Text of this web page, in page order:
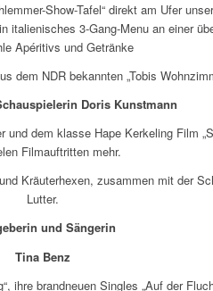
Show-Tafel“ direkt am Ufer
italienisches 3-Gang-Menu an einer
Apéritivs und Getränke
dem NDR bekannten „Tobis
Doris Kunstmann
dem klasse Hape Kerkeling Film
Filmauftritten mehr.
Kräuterhexen, zusammen mit der
Lutter.
und Sängerin
Tina Benz
ihre brandneuen Singles „Auf der